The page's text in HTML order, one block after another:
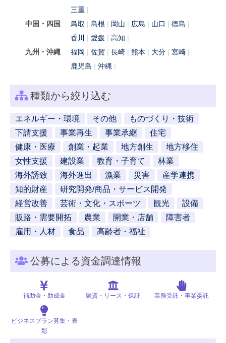
三重
中国・四国
鳥取 島根 岡山 広島 山口
徳島
香川
愛媛
高知
九州・沖縄
福岡 佐賀 長崎 熊本 大分
宮崎
鹿児島
沖縄
種類から絞り込む
エネルギー・環境 その他
ものづくり・技術
下請支援
事業再生 事業承継
住宅
健康・医療
創業・起業 地方創生
地方移住
女性支援
建設業 教育・子育て
林業
海外誘致
海外進出 漁業 災害
産学連携
知的財産
研究開発/商品・サービス開発
経営改善
芸術・文化・スポーツ 観光
設備
販路・需要開拓
農業 開業・店舗
障害者
雇用・人材
食品 高齢者・福祉
公募による資金調達情報
補助金・助成金 融資・リース・保証 業務受託・事業委託
ビジネスプラン募集・表
彰